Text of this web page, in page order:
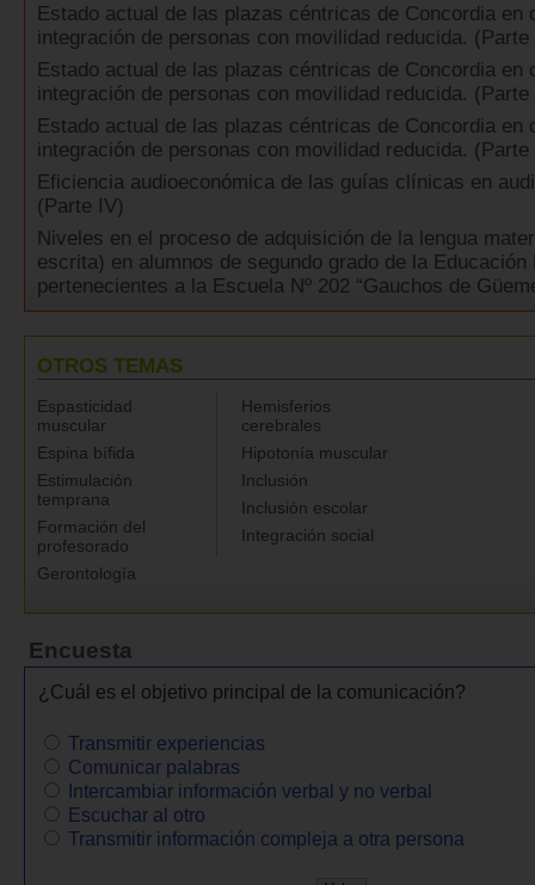
Estado actual de las plazas céntricas de Concordia en
integración de personas con movilidad reducida.
Estado actual de las plazas céntricas de Concordia en
integración de personas con movilidad reducida. (Parte
Estado actual de las plazas céntricas de Concordia en
integración de personas con movilidad reducida. (Parte
Eficiencia audioeconómica de las guías clínicas en
(Parte IV)
Niveles en el proceso de adquisición de la lengua
escrita) en alumnos de segundo grado de la Educación
pertenecientes a la Escuela Nº 202 “Gauchos de
OTROS TEMAS
Espasticidad
muscular
Espina bífida
Estimulación
temprana
Formación del
profesorado
Gerontología
Hemisferios
cerebrales
Hipotonía muscular
Inclusión
Inclusión escolar
Integración social
Encuesta
¿Cuál es el objetivo principal de la comunicación?
Transmitir experiencias
Comunicar palabras
Intercambiar información verbal y no verbal
Escuchar al otro
Transmitir información compleja a otra persona